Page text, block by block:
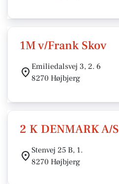
1M v/Frank Skov
Emiliedalsvej 3, 2. 6
8270 Højbjerg
2 K DENMARK A/S
Stenvej 25 B, 1.
8270 Højbjerg